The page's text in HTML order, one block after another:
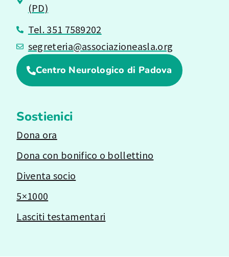
Sostienici
Dona ora
Dona con bonifico o bollettino
Diventa socio
5×1000
Lasciti testamentari
(PD)
Tel. 351 7589202
segreteria@associazioneasla.org
Centro Neurologico di Padova